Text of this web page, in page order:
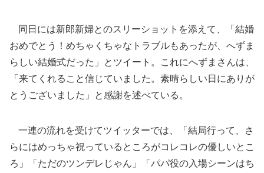
同日には新郎新婦とのスリーショットを添えて、「結婚
おめでとう！めちゃくちゃなトラブルもあったが、へずま
らしい結婚式だった」とツイート。これにへずまさんは、
「来てくれること信じていました。素晴らしい日にありが
とうございました」と感謝を述べている。
一連の流れを受けてツイッターでは、「結局行って、さ
らにはめっちゃ祝っているところがコレコレの優しいとこ
ろ」「ただのツンデレじゃん」「パパ役の入場シーンはち